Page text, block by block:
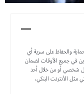
والحفاظ على سرية أي
في جميع الأوقات لضمان
شخصي أو من خلال أحد
مثل الأنترنت البنكي،